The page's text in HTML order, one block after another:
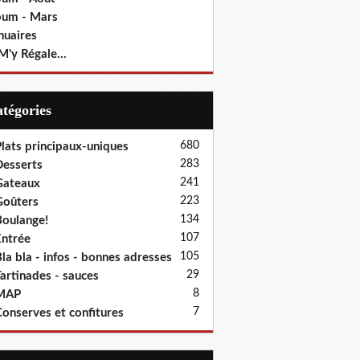
- Mars
Régale...
principaux-uniques 680
283
241
223
134
107
bla - infos - bonnes adresses 105
- sauces 29
8
et confitures 7